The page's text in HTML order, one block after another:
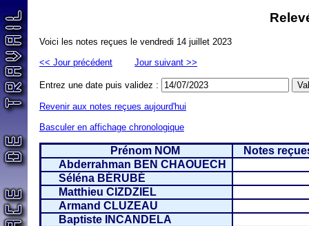
Voici les notes reçues le vendredi 14 juillet 2023
<< Jour précédent
Jour suivant >>
Entrez une date puis validez :
Revenir aux notes reçues aujourd'hui
Basculer en affichage chronologique
Prénom NOM
Notes
Abderrahman BEN CHAOUECH
Séléna BÉRUBÉ
Matthieu CIZDZIEL
Armand CLUZEAU
Baptiste INCANDELA